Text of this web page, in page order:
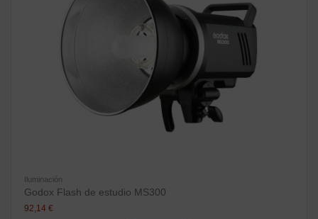
Iluminación
Godox Flash de estudio MS300
92,14 €